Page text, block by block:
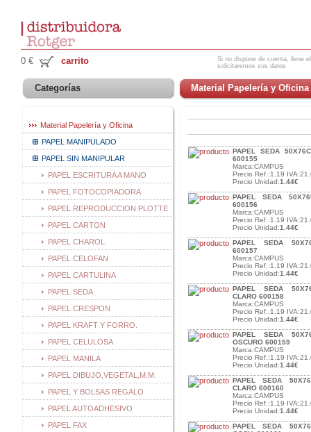
0 € carrito
Si no dispone de cuenta, llene
solicitaremos sus datos
Categorías
Material Papelería y Oficina
PAPEL MANIPULADO
PAPEL SIN MANIPULAR
PAPEL ESCRITURA A MANO
PAPEL FOTOCOPIADORA
PAPEL REPRODUCCION PLOTTE
PAPEL CARTON
PAPEL CHAROL
PAPEL CELOFAN
PAPEL CARTULINA
PAPEL SEDA
PAPEL CRESPON
PAPEL KRAFT Y FORRO.
PAPEL CELULOSA
PAPEL MANILA
PAPEL DIBUJO,VEGETAL,M.M.
PAPEL Y BOLSAS REGALO
PAPEL AUTOADHESIVO
PAPEL FAX
Material Papelería y Oficina
PAPEL SEDA
600155
Marca:CAMPUS
Precio Ref.:1.19
Precio Unidad:1.44€
PAPEL SEDA
600156
Marca:CAMPUS
Precio Ref.:1.19
Precio Unidad:1.44€
PAPEL SEDA
600157
Marca:CAMPUS
Precio Ref.:1.19
Precio Unidad:1.44€
PAPEL SEDA
CLARO 600158
Marca:CAMPUS
Precio Ref.:1.19
Precio Unidad:1.44€
PAPEL SEDA
OSCURO 600159
Marca:CAMPUS
Precio Ref.:1.19
Precio Unidad:1.44€
PAPEL SEDA
CLARO 600160
Marca:CAMPUS
Precio Ref.:1.19
Precio Unidad:1.44€
PAPEL SEDA